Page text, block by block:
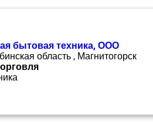
бытовая техника, ООО
область , Магнитогорск